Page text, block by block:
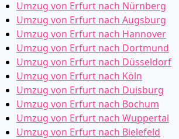
Umzug von Erfurt nach Nürnberg
Umzug von Erfurt nach Augsburg
Umzug von Erfurt nach Hannover
Umzug von Erfurt nach Dortmund
Umzug von Erfurt nach Düsseldorf
Umzug von Erfurt nach Köln
Umzug von Erfurt nach Duisburg
Umzug von Erfurt nach Bochum
Umzug von Erfurt nach Wuppertal
Umzug von Erfurt nach Bielefeld